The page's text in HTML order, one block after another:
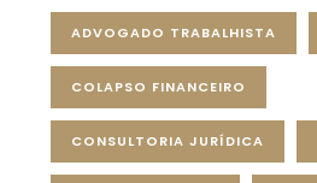
ADVOGADO TRABALHISTA
COLAPSO FINANCEIRO
CONSULTORIA JURÍDICA